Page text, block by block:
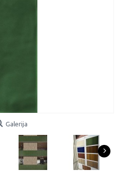
Galerija